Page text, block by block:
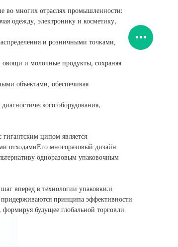
во многих отраслях промышленности:
одежду, электронику и косметику,
и розничными точками,
овощи и молочные продукты, сохраняя
объектами, обеспечивая
оборудования,
ципом является
отходамиЕго многоразовый дизайн
одноразовым упаковочным
вперед в технологии упаковки.и
принципа эффективности
будущее глобальной торговли.